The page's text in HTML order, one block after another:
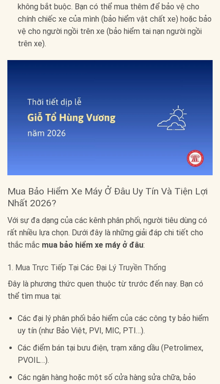
không bắt buộc. Bạn có thể mua thêm để bảo vệ cho
chính chiếc xe của mình (bảo hiểm vật chất xe) hoặc bảo
vệ cho người ngồi trên xe (bảo hiểm tai nạn người ngồi
trên xe).
Mua Bảo Hiểm Xe Máy Ở Đâu Uy Tín Và Tiện Lợi
Nhất 2026?
Với sự đa dạng của các kênh phân phối, người tiêu dùng có
rất nhiều lựa chọn. Dưới đây là những giải đáp chi tiết cho
thắc mắc mua bảo hiểm xe máy ở đâu:
1. Mua Trực Tiếp Tại Các Đại Lý Truyền Thống
Đây là phương thức quen thuộc từ trước đến nay. Bạn có
thể tìm mua tại:
Các đại lý phân phối bảo hiểm của các công ty bảo hiểm
uy tín (như Bảo Việt, PVI, MIC, PTI…).
Các điểm bán tại bưu điện, trạm xăng dầu (Petrolimex,
PVOIL…).
Các ngân hàng hoặc một số cửa hàng sửa chữa, bảo